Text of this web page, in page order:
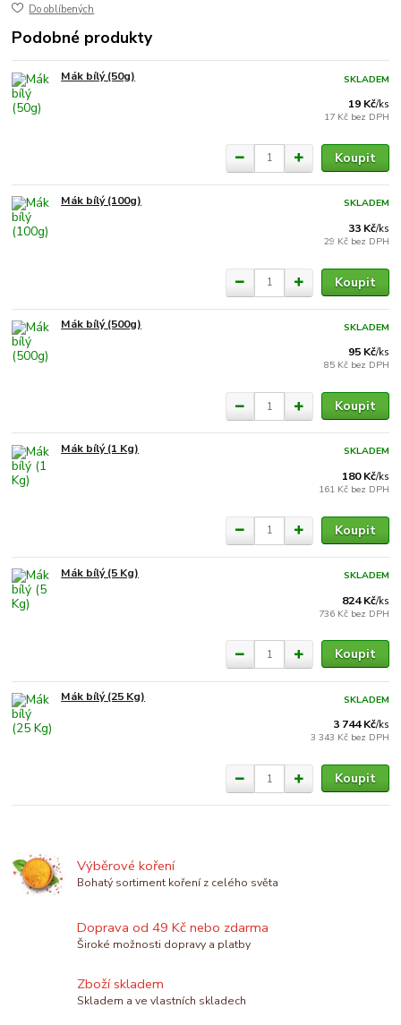
Do oblíbených
Podobné produkty
Mák bílý (50g)
19 Kč/ks
17 Kč bez DPH
SKLADEM
Koupit
Mák bílý (100g)
33 Kč/ks
29 Kč bez DPH
SKLADEM
Koupit
Mák bílý (500g)
95 Kč/ks
85 Kč bez DPH
SKLADEM
Koupit
Mák bílý (1 Kg)
180 Kč/ks
161 Kč bez DPH
SKLADEM
Koupit
Mák bílý (5 Kg)
824 Kč/ks
736 Kč bez DPH
SKLADEM
Koupit
Mák bílý (25 Kg)
3 744 Kč/ks
3 343 Kč bez DPH
SKLADEM
Koupit
Výběrové koření
Bohatý sortiment koření z celého světa
Doprava od 49 Kč nebo zdarma
Široké možnosti dopravy a platby
Zboží skladem
Skladem a ve vlastních skladech